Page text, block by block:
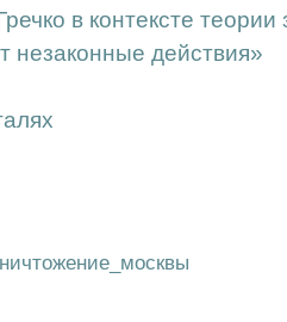
в контексте теории
незаконные действия»